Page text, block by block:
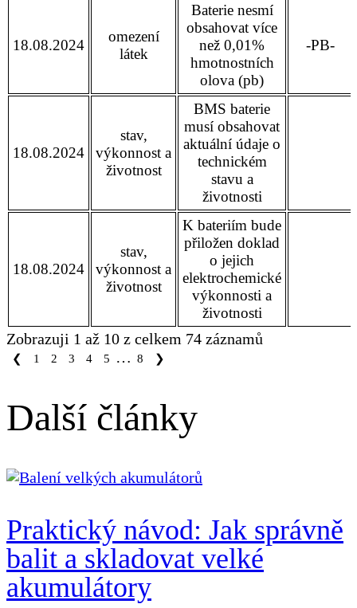
18.08.2024
omezení
látek
Baterie nesmí
obsahovat více
než 0,01%
hmotnostních
olova (pb)
-PB-
18.08.2024
stav,
výkonnost a
životnost
BMS baterie
musí obsahovat
aktuální údaje o
technickém
stavu a
životnosti
18.08.2024
stav,
výkonnost a
životnost
K bateriím bude
přiložen doklad
o jejich
elektrochemické
výkonnosti a
životnosti
Zobrazuji 1 až 10 z celkem 74 záznamů
❮ 1 2 3 4 5 … 8 ❯
Další články
Praktický návod: Jak správně
balit a skladovat velké
akumulátory